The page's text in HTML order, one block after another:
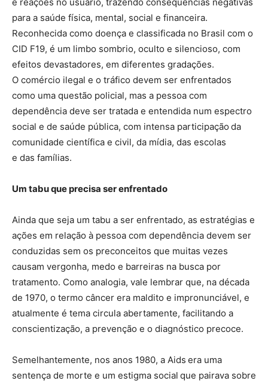
para a saúde física, mental, social e financeira.
Reconhecida como doença e classificada no Brasil com o
CID F19, é um limbo sombrio, oculto e silencioso, com
efeitos devastadores, em diferentes gradações.
O comércio ilegal e o tráfico devem ser enfrentados
como uma questão policial, mas a pessoa com
dependência deve ser tratada e entendida num espectro
social e de saúde pública, com intensa participação da
comunidade científica e civil, da mídia, das escolas
e das famílias.
Um tabu que precisa ser enfrentado
Ainda que seja um tabu a ser enfrentado, as estratégias e
ações em relação à pessoa com dependência devem ser
conduzidas sem os preconceitos que muitas vezes
causam vergonha, medo e barreiras na busca por
tratamento. Como analogia, vale lembrar que, na década
de 1970, o termo câncer era maldito e impronunciável, e
atualmente é tema circula abertamente, facilitando a
conscientização, a prevenção e o diagnóstico precoce.
Semelhantemente, nos anos 1980, a Aids era uma
sentença de morte e um estigma social que pairava sobre